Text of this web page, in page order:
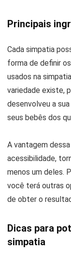
Principais
Cada simpatia
forma de definir
usados na
variedade existe,
desenvolveu a
seus bebês dos
A vantagem
acessibilidade,
menos um deles.
você terá outras
de obter o
Dicas para
simpatia